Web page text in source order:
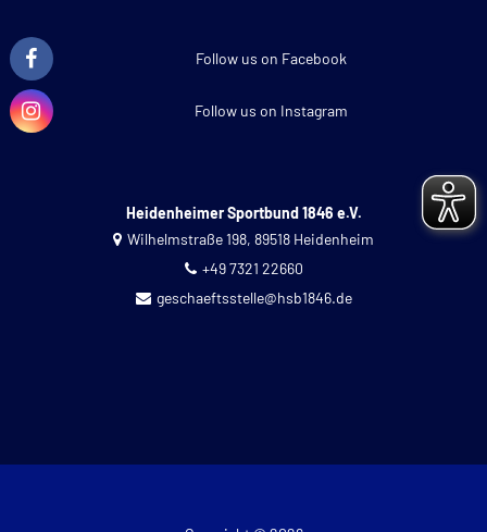
Follow us on Facebook
Follow us on Instagram
Heidenheimer Sportbund 1846 e.V.
Wilhelmstraße 198, 89518 Heidenheim
+49 7321 22660
geschaeftsstelle@hsb1846.de